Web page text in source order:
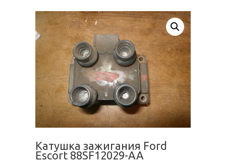
Катушка зажигания Ford
Escort 88SF12029-AA